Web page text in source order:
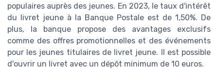
populaires auprès des jeunes. En 2023, le taux d'intérêt
du livret jeune à la Banque Postale est de 1,50%. De
plus, la banque propose des avantages exclusifs
comme des offres promotionnelles et des événements
pour les jeunes titulaires de livret jeune. Il est possible
d'ouvrir un livret avec un dépôt minimum de 10 euros.